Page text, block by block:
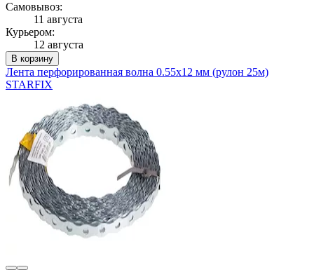
Самовывоз:
11 августа
Курьером:
12 августа
В корзину
Лента перфорированная волна 0.55х12 мм (рулон 25м)
STARFIX